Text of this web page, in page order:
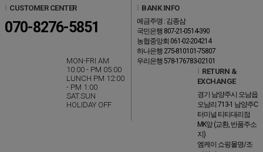
CUSTOMER CENTER
070-8276-5851
MON-FRI AM
10:00 - PM 05:00
LUNCH PM 12:00
- PM 1:00
SAT.SUN
HOLIDAY OFF
BANK INFO
예금주명 : 김종삼
국민은행 807-21-0514-390
농협중앙회 061-02-204214
하나은행 275-810101-75807
우리은행 578-176783-02101
RETURN &
EXCHANGE
경기 남양주시 오남읍
오남리 713-1 남양주C
터미널 티티대리점
MK앞 (교환, 반품주소
지)
엠케이 쇼핑몰명/조